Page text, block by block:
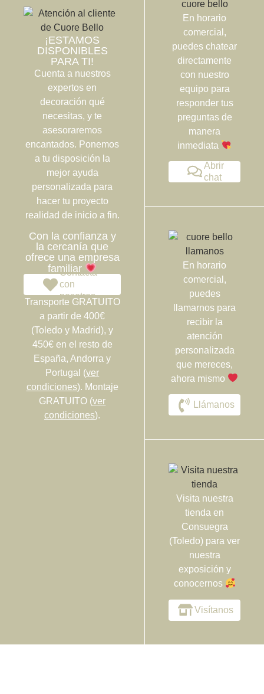
¡ESTAMOS
DISPONIBLES
PARA TI!
Cuenta a nuestros
expertos en
decoración qué
necesitas, y te
asesoraremos
encantados. Ponemos
a tu disposición la
mejor ayuda
personalizada para
hacer tu proyecto
realidad de inicio a fin.
Con la confianza y
la cercanía que
ofrece una empresa
familiar
Contacta
con
nosotros
Transporte GRATUITO
a partir de 400€
(Toledo y Madrid), y
450€ en el resto de
España, Andorra y
Portugal (ver
condiciones). Montaje
GRATUITO (ver
condiciones).
En horario
comercial,
puedes chatear
directamente
con nuestro
equipo para
responder tus
preguntas de
manera
inmediata
Abrir
chat
En horario
comercial,
puedes
llamarnos para
recibir la
atención
personalizada
que mereces,
ahora mismo
Llámanos
Visita nuestra
tienda en
Consuegra
(Toledo) para ver
nuestra
exposición y
conocernos
Visítanos